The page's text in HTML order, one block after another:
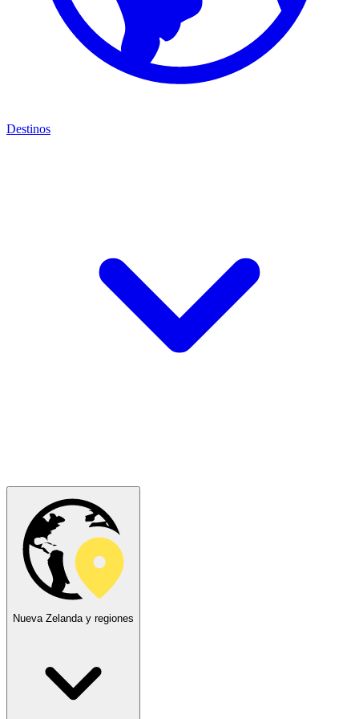
Destinos
Nueva Zelanda y regiones